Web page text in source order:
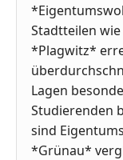
Stadtteilen
*Plagwitz*
Lagen
Studierenden
sind
*Grünau*